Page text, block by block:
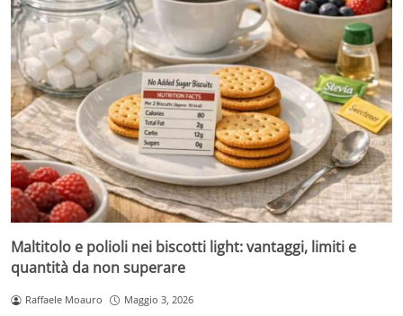
Maltitolo e polioli nei biscotti light: vantaggi, limiti e
quantità da non superare
Raffaele Moauro Maggio 3, 2026